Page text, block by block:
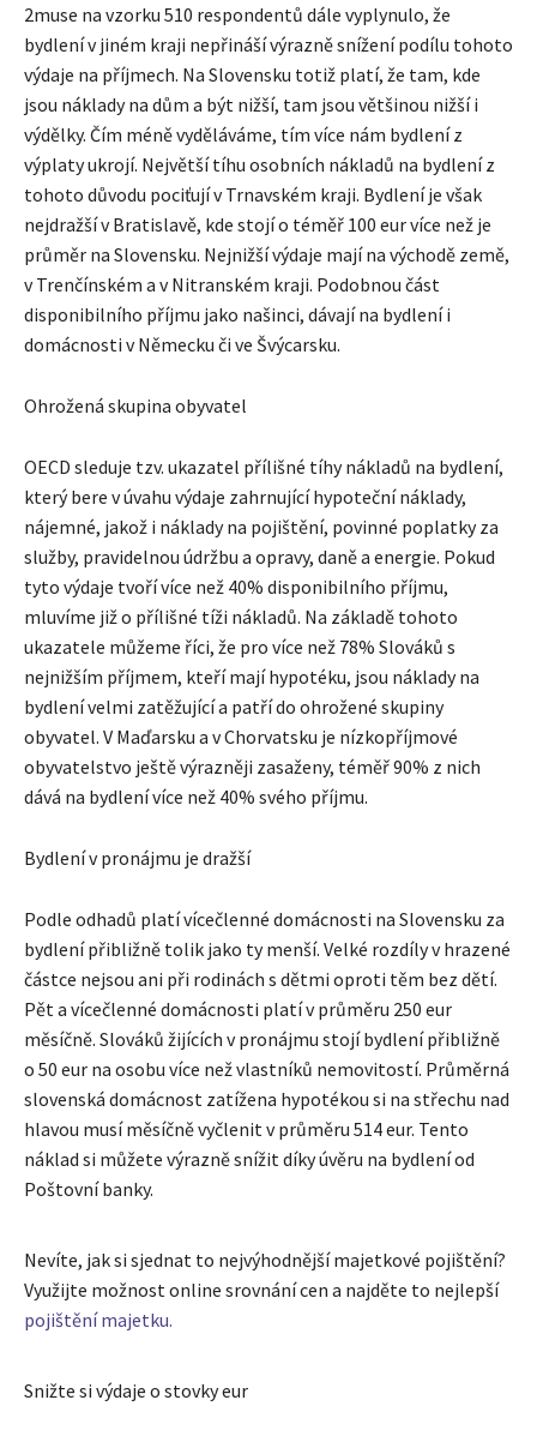
2muse na vzorku 510 respondentů dále vyplynulo, že
bydlení v jiném kraji nepřináší výrazně snížení podílu tohoto
výdaje na příjmech. Na Slovensku totiž platí, že tam, kde
jsou náklady na dům a být nižší, tam jsou většinou nižší i
výdělky. Čím méně vyděláváme, tím více nám bydlení z
výplaty ukrojí. Největší tíhu osobních nákladů na bydlení z
tohoto důvodu pociťují v Trnavském kraji. Bydlení je však
nejdražší v Bratislavě, kde stojí o téměř 100 eur více než je
průměr na Slovensku. Nejnižší výdaje mají na východě země,
v Trenčínském a v Nitranském kraji. Podobnou část
disponibilního příjmu jako našinci, dávají na bydlení i
domácnosti v Německu či ve Švýcarsku.
Ohrožená skupina obyvatel
OECD sleduje tzv. ukazatel přílišné tíhy nákladů na bydlení,
který bere v úvahu výdaje zahrnující hypoteční náklady,
nájemné, jakož i náklady na pojištění, povinné poplatky za
služby, pravidelnou údržbu a opravy, daně a energie. Pokud
tyto výdaje tvoří více než 40% disponibilního příjmu,
mluvíme již o přílišné tíži nákladů. Na základě tohoto
ukazatele můžeme říci, že pro více než 78% Slováků s
nejnižším příjmem, kteří mají hypotéku, jsou náklady na
bydlení velmi zatěžující a patří do ohrožené skupiny
obyvatel. V Maďarsku a v Chorvatsku je nízkopříjmové
obyvatelstvo ještě výrazněji zasaženy, téměř 90% z nich
dává na bydlení více než 40% svého příjmu.
Bydlení v pronájmu je dražší
Podle odhadů platí vícečlenné domácnosti na Slovensku za
bydlení přibližně tolik jako ty menší. Velké rozdíly v hrazené
částce nejsou ani při rodinách s dětmi oproti těm bez dětí.
Pět a vícečlenné domácnosti platí v průměru 250 eur
měsíčně. Slováků žijících v pronájmu stojí bydlení přibližně
o 50 eur na osobu více než vlastníků nemovitostí. Průměrná
slovenská domácnost zatížena hypotékou si na střechu nad
hlavou musí měsíčně vyčlenit v průměru 514 eur. Tento
náklad si můžete výrazně snížit díky úvěru na bydlení od
Poštovní banky.
Nevíte, jak si sjednat to nejvýhodnější majetkové pojištění?
Využijte možnost online srovnání cen a najděte to nejlepší
pojištění majetku.
Snižte si výdaje o stovky eur